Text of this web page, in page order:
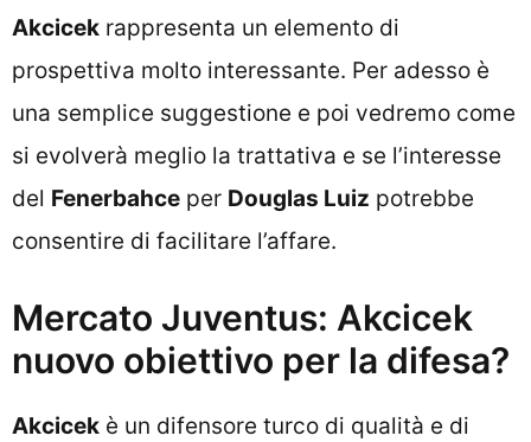
Akcicek rappresenta un elemento di
prospettiva molto interessante. Per adesso è
una semplice suggestione e poi vedremo come
si evolverà meglio la trattativa e se l’interesse
del Fenerbahce per Douglas Luiz potrebbe
consentire di facilitare l’affare.
Mercato Juventus: Akcicek
nuovo obiettivo per la difesa?
Akcicek è un difensore turco di qualità e di